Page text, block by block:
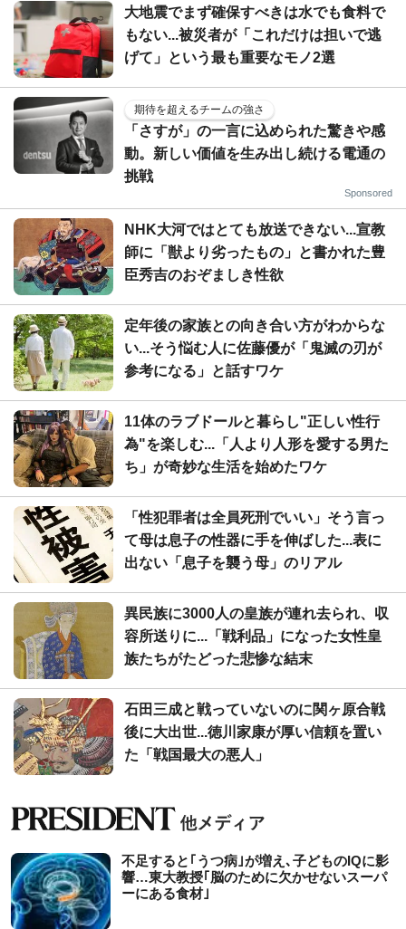
大地震でまず確保すべきは水でも食料で
もない...被災者が「これだけは担いで逃
げて」という最も重要なモノ2選
期待を超えるチームの強さ
「さすが」の一言に込められた驚きや感
動。新しい価値を生み出し続ける電通の
挑戦
Sponsored
NHK大河ではとても放送できない...宣教
師に「獣より劣ったもの」と書かれた豊
臣秀吉のおぞましき性欲
定年後の家族との向き合い方がわからな
い...そう悩む人に佐藤優が「鬼滅の刃が
参考になる」と話すワケ
11体のラブドールと暮らし"正しい性行
為"を楽しむ...「人より人形を愛する男た
ち」が奇妙な生活を始めたワケ
「性犯罪者は全員死刑でいい」そう言っ
て母は息子の性器に手を伸ばした...表に
出ない「息子を襲う母」のリアル
異民族に3000人の皇族が連れ去られ、収
容所送りに...「戦利品」になった女性皇
族たちがたどった悲惨な結末
石田三成と戦っていないのに関ヶ原合戦
後に大出世...徳川家康が厚い信頼を置い
た「戦国最大の悪人」
不足すると｢うつ病｣が増え､子どものIQに影
響…東大教授｢脳のために欠かせないスーパ
ーにある食材｣